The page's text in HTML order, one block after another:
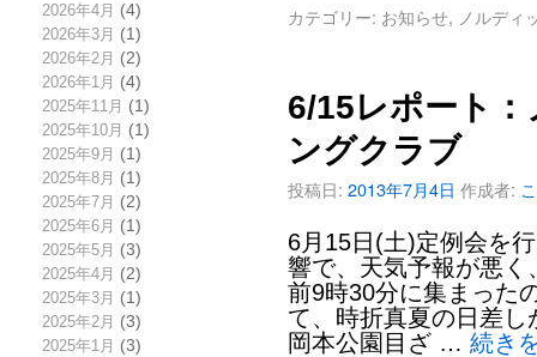
2026年4月 (4)
2026年3月 (1)
2026年2月 (2)
2026年1月 (4)
2025年11月 (1)
2025年10月 (1)
2025年9月 (1)
2025年8月 (1)
2025年7月 (2)
2025年6月 (1)
2025年5月 (3)
2025年4月 (2)
2025年3月 (1)
2025年2月 (3)
2025年1月 (3)
カテゴリー: お知らせ, ノルディ
6/15レポート
ングクラブ
投稿日: 2013年7月4日 作成者:
6月15日(土)定例会を
響で、天気予報が悪
前9時30分に集まった
て、時折真夏の日差
岡本公園目ざ … 続き